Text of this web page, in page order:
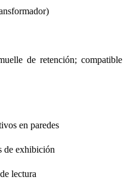
de retención; compatible
en paredes
de exhibición
lectura